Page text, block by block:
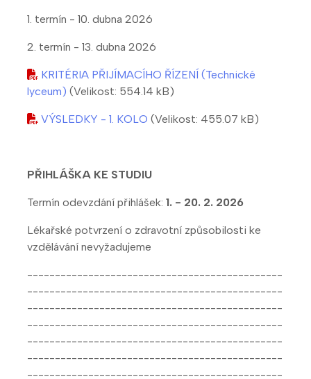
1. termín - 10. dubna 2026
2. termín - 13. dubna 2026
KRITÉRIA PŘIJÍMACÍHO ŘÍZENÍ (Technické
lyceum) (Velikost: 554.14 kB)
VÝSLEDKY - 1. KOLO (Velikost: 455.07 kB)
PŘIHLÁŠKA KE STUDIU
Termín odevzdání přihlášek: 1. - 20. 2. 2026
Lékařské potvrzení o zdravotní způsobilosti ke
vzdělávání nevyžadujeme
----------------------------------------------
----------------------------------------------
----------------------------------------------
----------------------------------------------
----------------------------------------------
----------------------------------------------
----------------------------------------------